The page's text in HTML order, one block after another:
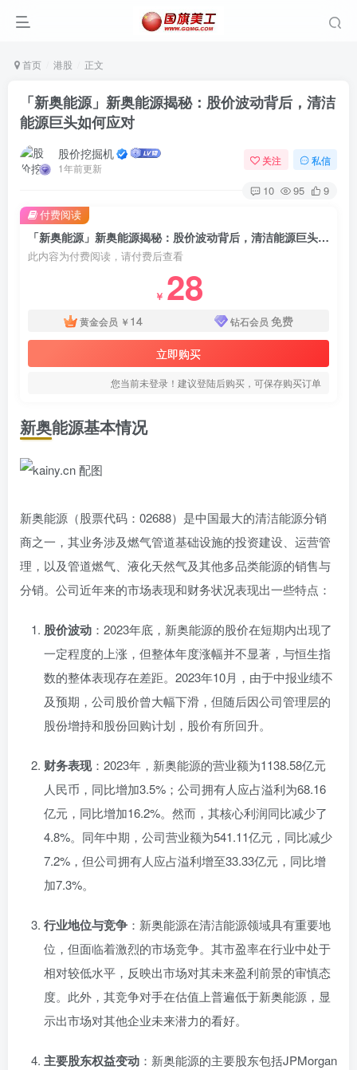
首页 港股 正文
「新奥能源」新奥能源揭秘：股价波动背后，清洁
能源巨头如何应对
股价挖掘机
1年前更新
关注 私信
10 95 9
「新奥能源」新奥能源揭秘：股价波动背后，清洁能源巨头如何应对
此内容为付费阅读，请付费后查看
￥ 28
黄金会员 ￥ 14 钻石会员 免费
立即购买
您当前未登录！建议登陆后购买，可保存购买订单
付费阅读
新奥能源基本情况
新奥能源（股票代码：02688）是中国最大的清洁能源分销
商之一，其业务涉及燃气管道基础设施的投资建设、运营管
理，以及管道燃气、液化天然气及其他多品类能源的销售与
分销。公司近年来的市场表现和财务状况表现出一些特点：
股价波动 ：2023年底，新奥能源的股价在短期内出现了
一定程度的上涨，但整体年度涨幅并不显著，与恒生指
数的整体表现存在差距。2023年10月，由于中报业绩不
及预期，公司股价曾大幅下滑，但随后因公司管理层的
股份增持和股份回购计划，股价有所回升。
财务表现：2023年，新奥能源的营业额为1138.58亿元
人民币，同比增加3.5%；公司拥有人应占溢利为68.16
亿元，同比增加16.2%。然而，其核心利润同比减少了
4.8%。同年中期，公司营业额为541.11亿元，同比减少
7.2%，但公司拥有人应占溢利增至33.33亿元，同比增
加7.3%。
行业地位与竞争 ：新奥能源在清洁能源领域具有重要地
位，但面临着激烈的市场竞争。其市盈率在行业中处于
相对较低水平，反映出市场对其未来盈利前景的审慎态
度。此外，其竞争对手在估值上普遍低于新奥能源，显
示出市场对其他企业未来潜力的看好。
主要股东权益变动 ：新奥能源的主要股东包括JPMorgan